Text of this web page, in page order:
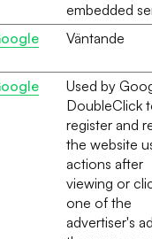
embedded
Väntande
Used by
DoubleClick
register and
the website
actions after
viewing or
one of the
advertiser's